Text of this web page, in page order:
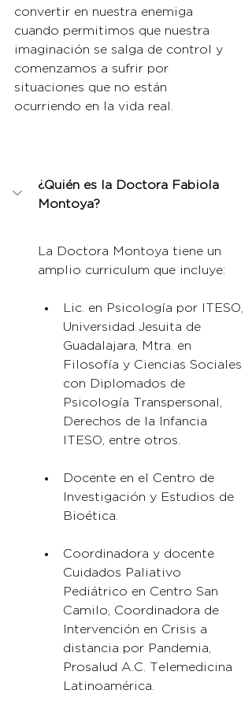
convertir en nuestra enemiga
cuando permitimos que nuestra
imaginación se salga de control y
comenzamos a sufrir por
situaciones que no están
ocurriendo en la vida real.
¿Quién es la Doctora Fabiola
Montoya?
La Doctora Montoya tiene un
amplio curriculum que incluye:
Lic. en Psicología por ITESO,
Universidad Jesuita de
Guadalajara, Mtra. en
Filosofía y Ciencias Sociales
con Diplomados de
Psicología Transpersonal,
Derechos de la Infancia
ITESO, entre otros.
Docente en el Centro de
Investigación y Estudios de
Bioética.
Coordinadora y docente
Cuidados Paliativo
Pediátrico en Centro San
Camilo, Coordinadora de
Intervención en Crisis a
distancia por Pandemia,
Prosalud A.C. Telemedicina
Latinoamérica.